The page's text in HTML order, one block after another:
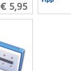
€ 5,95